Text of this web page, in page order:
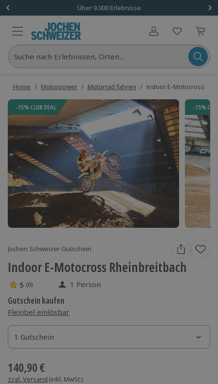
Über 9.000 Erlebnisse
Benutzerkonto
Suche nach Erlebnissen, Orten...
Home / Motorpower / Motorrad fahren / Indoor E-Motocross
-15% CLUB DEAL -15%
Jochen Schweizer Gutschein
Indoor E-Motocross Rheinbreitbach
5 Sterne von 5 aus 6 Bewertungen
5 (6) 1 Person
Gutschein kaufen
Flexibel einlösbar
1 Gutschein
1 Gutschein
1 Gutschein
140,90 €
zzgl. Versand (inkl. MwSt.)